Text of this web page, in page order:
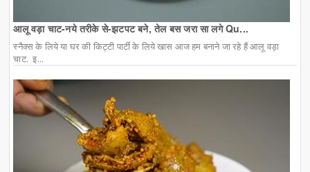
आलू वड़ा चाट-नये तरीके से-झटपट बने, तेल बस जरा सा लगे Qu...
स्नैक्स के लिये या घर की किट्टी पार्टी के लिये खास आज हम बनाने जा रहे हैं आलू वड़ा
चाट. इ...